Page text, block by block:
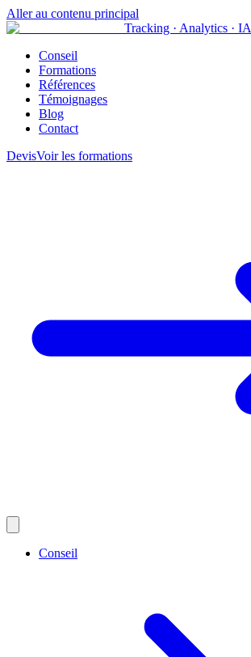
Aller au contenu principal
Tracking · Analytics · IA
Conseil
Formations
Références
Témoignages
Blog
Contact
DevisVoir les formations
Conseil